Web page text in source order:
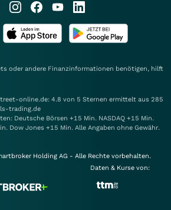
oder andere Finanzinformationen benötigen, hilft
online.de: 4.8 von 5 Sternen ermittelt aus 285
trading.de
Deutsche Börsen +15 Min. NASDAQ +15 Min.
Dow Jones +15 Min. Alle Angaben ohne Gewähr.
Holding AG - Alle Rechte vorbehalten.
Daten & Kurse von: